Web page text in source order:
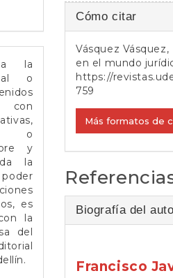
la
o
con
o
y
la
es
la
del
Detalles
del
artículo
Cómo citar
Vásquez
en el mundo
https://
759
Más formatos de
Biografía del
Francisco